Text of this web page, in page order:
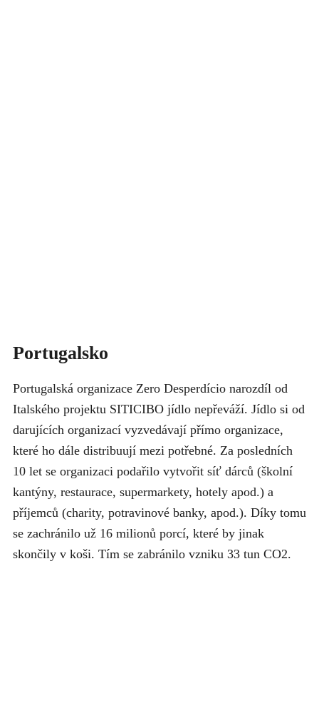
Portugalsko
Portugalská organizace Zero Desperdício narozdíl od
Italského projektu SITICIBO jídlo nepřeváží. Jídlo si od
darujících organizací vyzvedávají přímo organizace,
které ho dále distribuují mezi potřebné. Za posledních
10 let se organizaci podařilo vytvořit síť dárců (školní
kantýny, restaurace, supermarkety, hotely apod.) a
příjemců (charity, potravinové banky, apod.). Díky tomu
se zachránilo už 16 milionů porcí, které by jinak
skončily v koši. Tím se zabránilo vzniku 33 tun CO2.